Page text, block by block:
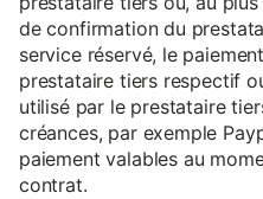
de confirmation du
service réservé, le
prestataire tiers respectif
utilisé par le prestataire
créances, par exemple
paiement valables au
contrat.